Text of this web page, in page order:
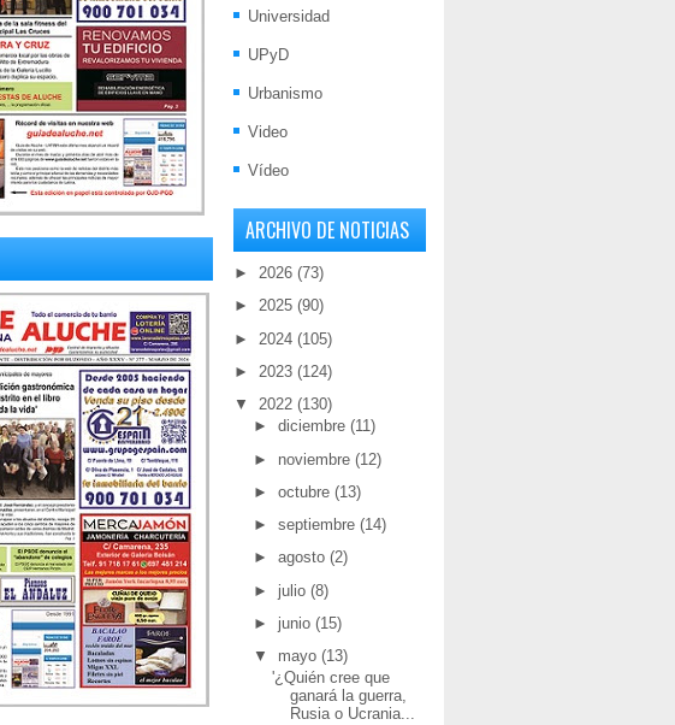
Universidad
UPyD
Urbanismo
Video
Vídeo
ARCHIVO DE NOTICIAS
► 2026 (73)
► 2025 (90)
► 2024 (105)
► 2023 (124)
▼
2022 (130)
► diciembre (11)
► noviembre (12)
► octubre (13)
► septiembre (14)
► agosto (2)
► julio (8)
► junio (15)
▼
mayo (13)
'¿Quién cree que
ganará la guerra,
Rusia o Ucrania...